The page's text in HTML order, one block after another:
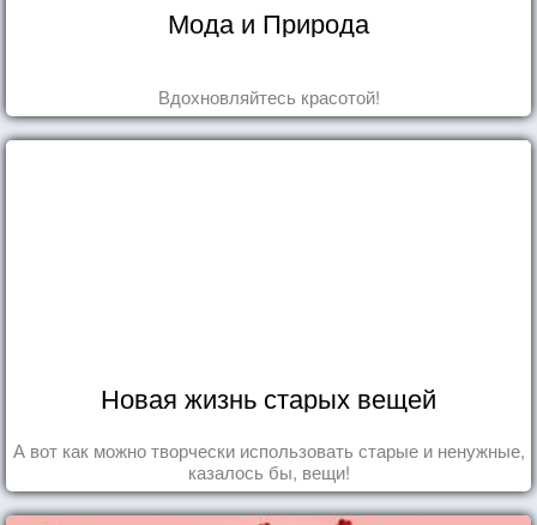
Мода и Природа
Вдохновляйтесь красотой!
Новая жизнь старых вещей
А вот как можно творчески использовать старые и ненужные,
казалось бы, вещи!